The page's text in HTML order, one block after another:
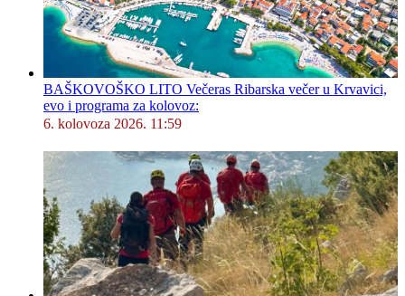
BAŠKOVOŠKO LITO Večeras Ribarska večer u Krvavici,
evo i programa za kolovoz:
6. kolovoza 2026. 11:59